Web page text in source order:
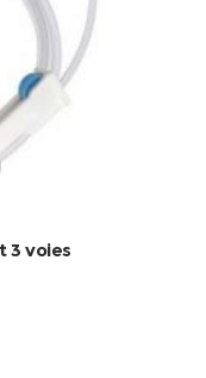
3 voies